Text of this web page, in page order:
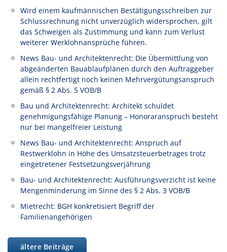
Wird einem kaufmännischen Bestätigungsschreiben zur
Schlussrechnung nicht unverzüglich widersprochen, gilt
das Schweigen als Zustimmung und kann zum Verlust
weiterer Werklohnansprüche führen.
News Bau- und Architektenrecht: Die Übermittlung von
abgeänderten Bauablaufplänen durch den Auftraggeber
allein rechtfertigt noch keinen Mehrvergütungsanspruch
gemäß § 2 Abs. 5 VOB/B
Bau und Architektenrecht: Architekt schuldet
genehmigungsfähige Planung – Honoraranspruch besteht
nur bei mangelfreier Leistung
News Bau- und Architektenrecht: Anspruch auf
Restwerklohn in Höhe des Umsatzsteuerbetrages trotz
eingetretener Festsetzungsverjährung
Bau- und Architektenrecht: Ausführungsverzicht ist keine
Mengenminderung im Sinne des § 2 Abs. 3 VOB/B
Mietrecht: BGH konkretisiert Begriff der
Familienangehörigen
ältere Beiträge